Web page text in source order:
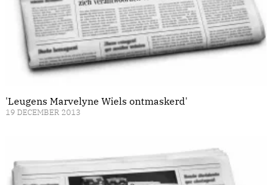
'Leugens Marvelyne Wiels ontmaskerd'
19 DECEMBER 2013